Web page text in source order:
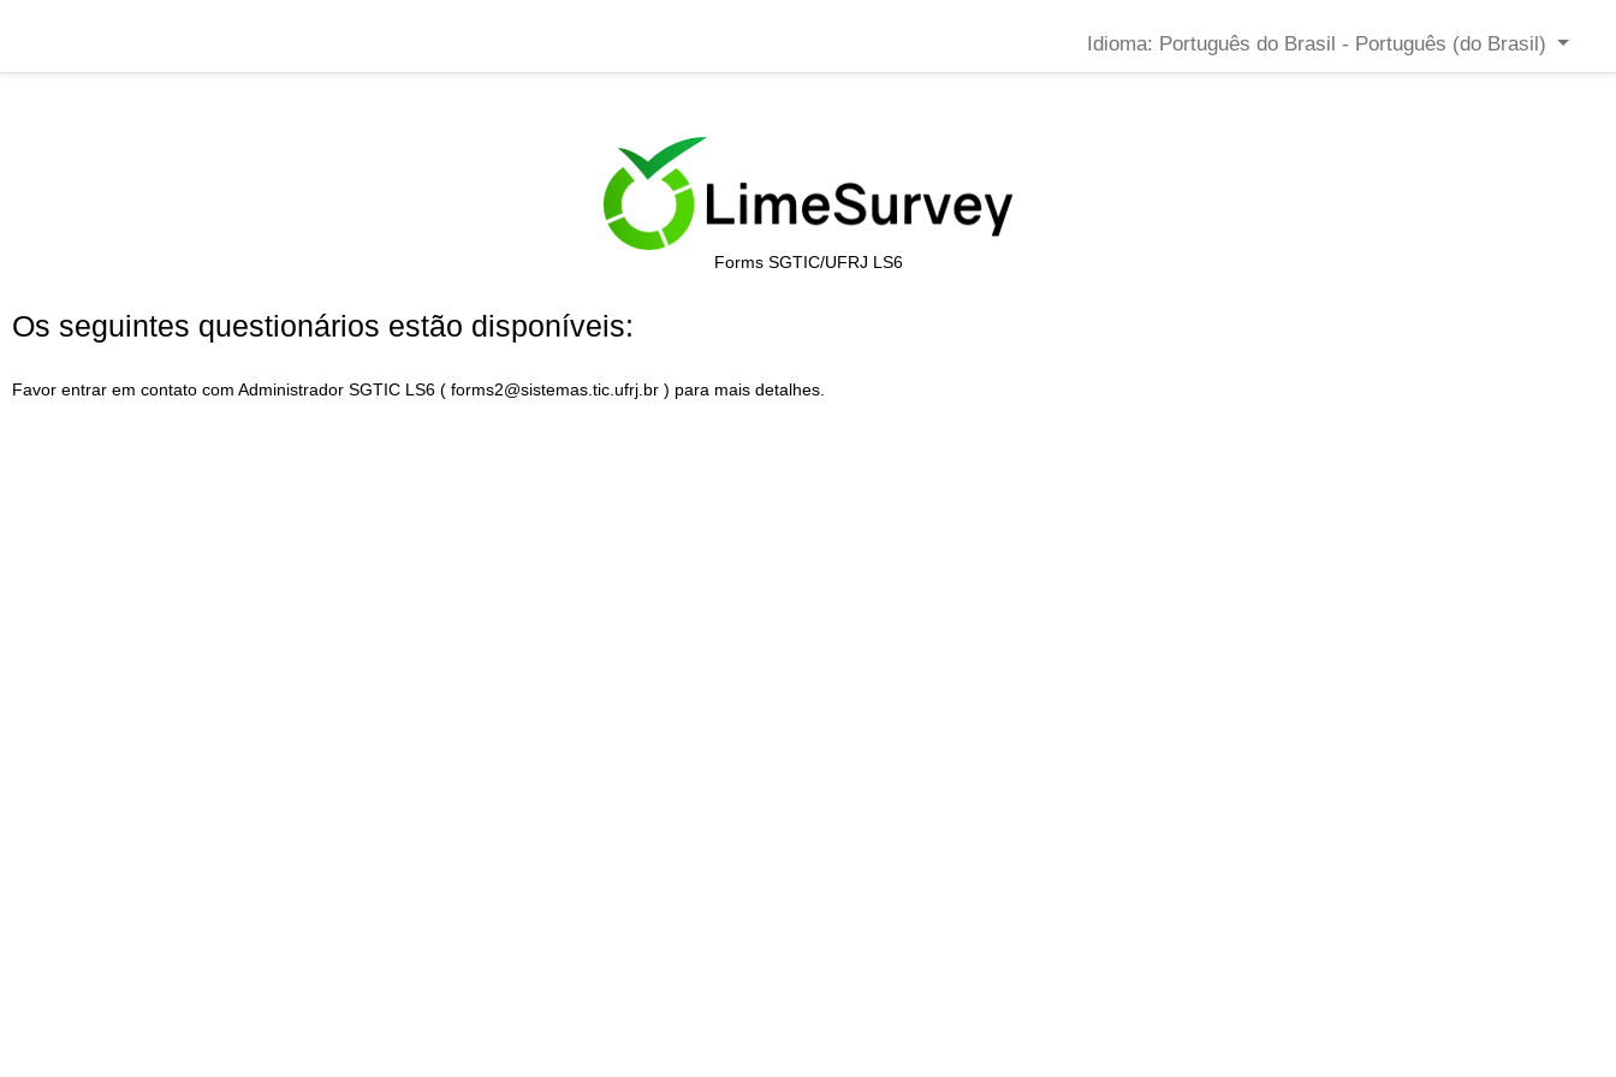
Idioma: Português do Brasil - Português (do Brasil)
Forms SGTIC/UFRJ LS6
Os seguintes questionários estão disponíveis:
Favor entrar em contato com Administrador SGTIC LS6 ( forms2@sistemas.tic.ufrj.br ) para mais detalhes.